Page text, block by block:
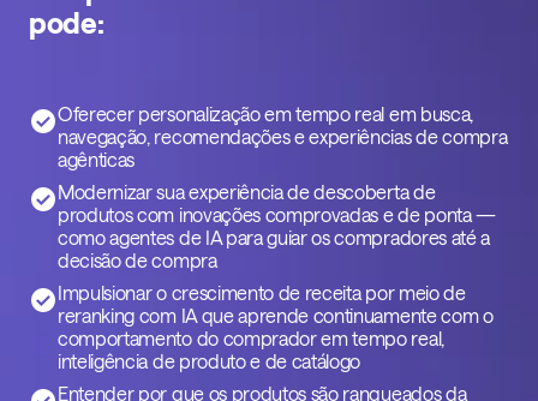
pode:
Oferecer personalização em tempo real em busca,
navegação, recomendações e experiências de compra
agênticas
Modernizar sua experiência de descoberta de
produtos com inovações comprovadas e de ponta —
como agentes de IA para guiar os compradores até a
decisão de compra
Impulsionar o crescimento de receita por meio de
reranking com IA que aprende continuamente com o
comportamento do comprador em tempo real,
inteligência de produto e de catálogo
Entender por que os produtos são ranqueados da